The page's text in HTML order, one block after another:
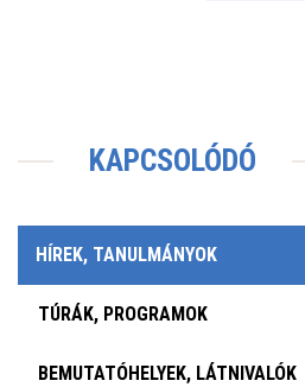
KAPCSOLÓDÓ
HÍREK, TANULMÁNYOK
TÚRÁK, PROGRAMOK
BEMUTATÓHELYEK, LÁTNIVALÓK